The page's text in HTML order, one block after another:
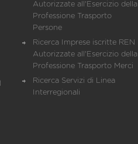
Autorizzate all'Esercizio della
Professione Trasporto
Persone
Ricerca Imprese iscritte REN
Autorizzate all'Esercizio della
Professione Trasporto Merci
Ricerca Servizi di Linea
Interregionali